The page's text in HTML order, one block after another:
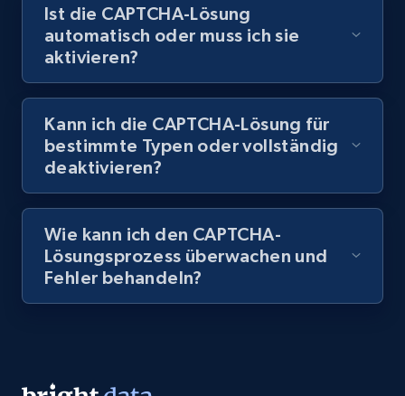
Ist die CAPTCHA-Lösung
automatisch oder muss ich sie
aktivieren?
Kann ich die CAPTCHA-Lösung für
bestimmte Typen oder vollständig
deaktivieren?
Wie kann ich den CAPTCHA-
Lösungsprozess überwachen und
Fehler behandeln?